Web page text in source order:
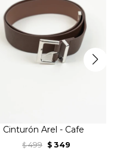
Cinturón Arel - Cafe
$ 499 $ 349